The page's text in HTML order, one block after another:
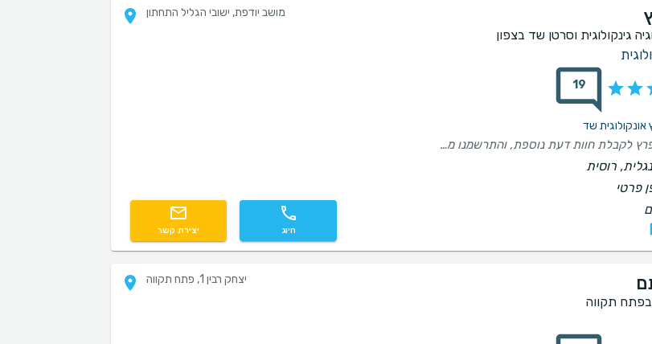
גינקולוגית וסרטן שד בצפון
19
הגענו לד"ר פרץ לקבלת חוות דעת נוספת, והתרשמנו מאוד מהמקצועיות, היסודיות והגישה האנושית שלה. היא הקדישה לנו זמן, הקשיבה בסבלנות, בחנה את כל החומר הרפואי לעומק והסבירה את כלל האפשרויות בצורה ברורה, רגישה ומכבדת. יצאנו מהפגישה עם תחושת ביטחון, סדר ובהירות, והרגשנו שאנחנו בידיים מקצועיות ואכפתיות. תודה רבה על היחס החם ועל ההשקעה. ממליצים בחום 🩷
רוסית
פרטי
מושב יודפת, ישובי הגליל התחתון
חיוג יצירת קשר
בפתח תקווה
יצחק רבין 1, פתח תקווה